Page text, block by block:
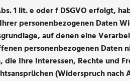
1 lit. e oder f DSGVO erfolgt,
personenbezogenen Daten
auf denen eine
personenbezogenen Daten
Ihre Interessen, Rechte und
(Widerspruch nach